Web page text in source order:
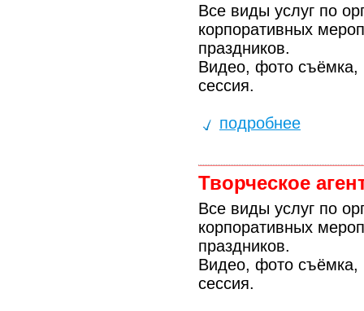
Все виды услуг по
корпоративных
праздников.
Видео, фото съёмка,
сессия.
подробнее
Творческое
Все виды услуг по
корпоративных
праздников.
Видео, фото съёмка,
сессия.